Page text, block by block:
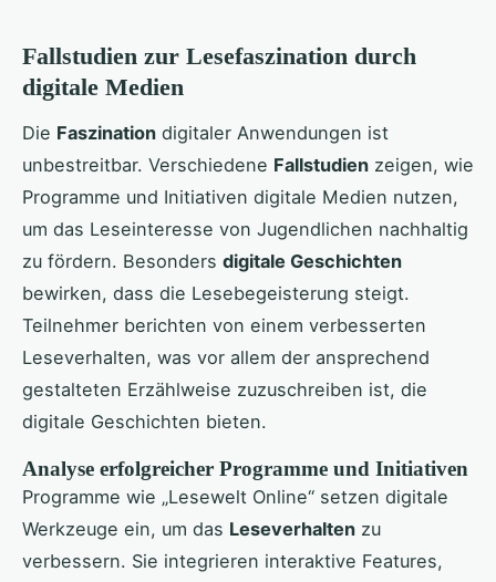
Fallstudien zur Lesefaszination durch
digitale Medien
Die Faszination digitaler Anwendungen ist
unbestreitbar. Verschiedene Fallstudien zeigen, wie
Programme und Initiativen digitale Medien nutzen,
um das Leseinteresse von Jugendlichen nachhaltig
zu fördern. Besonders digitale Geschichten
bewirken, dass die Lesebegeisterung steigt.
Teilnehmer berichten von einem verbesserten
Leseverhalten, was vor allem der ansprechend
gestalteten Erzählweise zuzuschreiben ist, die
digitale Geschichten bieten.
Analyse erfolgreicher Programme und Initiativen
Programme wie „Lesewelt Online“ setzen digitale
Werkzeuge ein, um das Leseverhalten zu
verbessern. Sie integrieren interaktive Features,